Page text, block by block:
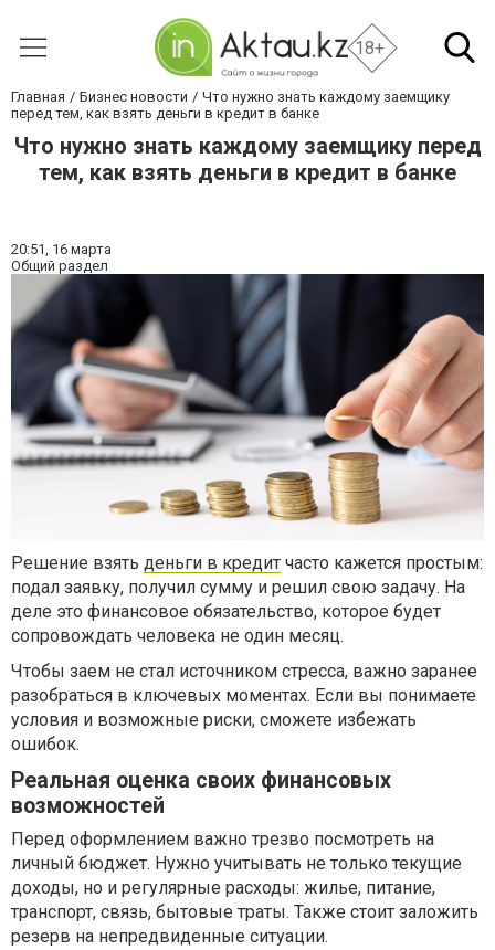
18+
Главная Бизнес новости
Что нужно знать каждому заемщику
перед тем, как взять деньги в кредит в банке
Что нужно знать каждому заемщику перед
тем, как взять деньги в кредит в банке
20:51, 16 марта
Общий раздел
Решение взять деньги в кредит часто кажется простым:
подал заявку, получил сумму и решил свою задачу. На
деле это финансовое обязательство, которое будет
сопровождать человека не один месяц.
Чтобы заем не стал источником стресса, важно заранее
разобраться в ключевых моментах. Если вы понимаете
условия и возможные риски, сможете избежать
ошибок.
Реальная оценка своих финансовых
возможностей
Перед оформлением важно трезво посмотреть на
личный бюджет. Нужно учитывать не только текущие
доходы, но и регулярные расходы: жилье, питание,
транспорт, связь, бытовые траты. Также стоит заложить
резерв на непредвиденные ситуации.